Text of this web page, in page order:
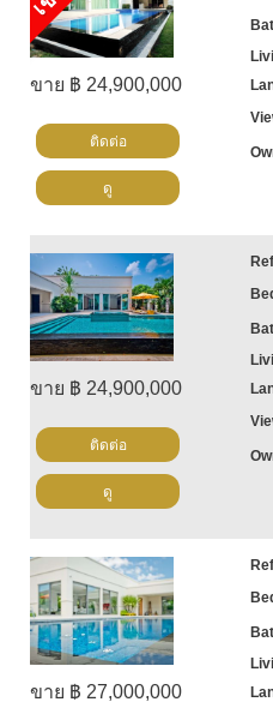
ขาย ฿ 24,900,000
ติดต่อ
ดู
ขาย ฿ 24,900,000
ติดต่อ
ดู
ขาย ฿ 27,000,000